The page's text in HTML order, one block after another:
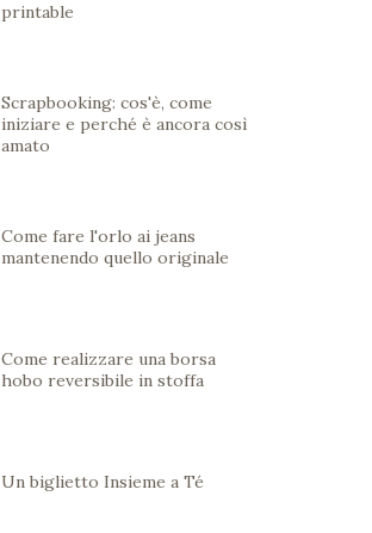
printable
Scrapbooking: cos'è, come
iniziare e perché è ancora così
amato
Come fare l'orlo ai jeans
mantenendo quello originale
Come realizzare una borsa
hobo reversibile in stoffa
Un biglietto Insieme a Té